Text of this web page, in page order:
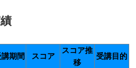
講期間 スコア
スコア推
移
受講目的